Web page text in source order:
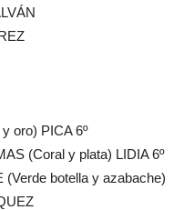
oro) PICA 6º
(Coral y plata) LIDIA 6º
botella y azabache)